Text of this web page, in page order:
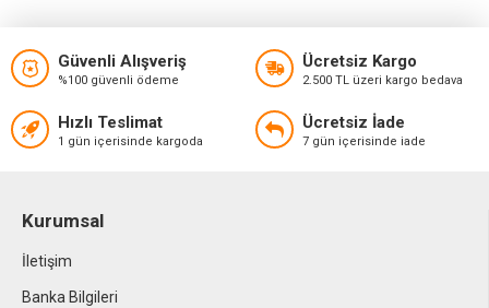
Güvenli Alışveriş
%100 güvenli ödeme
Ücretsiz Kargo
2.500 TL üzeri kargo bedava
Hızlı Teslimat
1 gün içerisinde kargoda
Ücretsiz İade
7 gün içerisinde iade
Kurumsal
İletişim
Banka Bilgileri